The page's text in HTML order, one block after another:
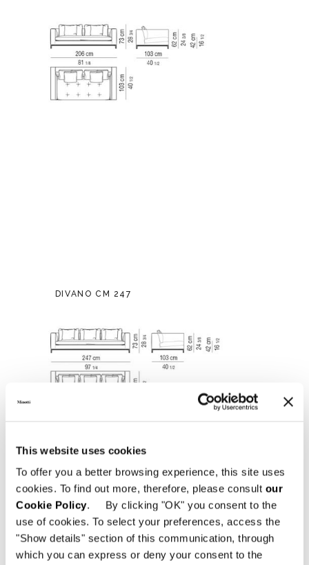
This website uses cookies
To offer you a better browsing experience, this site uses
cookies. To find out more, therefore, please consult our
Cookie Policy. By clicking "OK" you consent to the
use of cookies. To select your preferences, access the
"Show details" section of this communication, through
which you can express or deny your consent to the
DIVANO CM 247